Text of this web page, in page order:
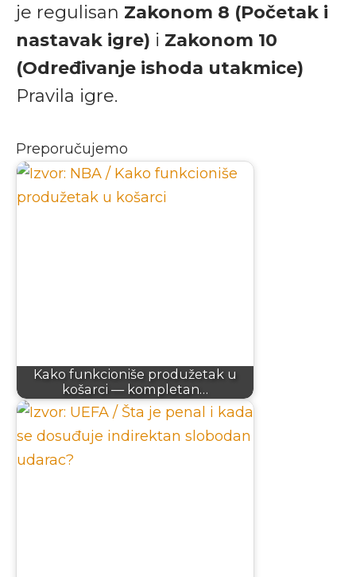
je regulisan Zakonom 8 (Početak i
nastavak igre) i Zakonom 10
(Određivanje ishoda utakmice)
Pravila igre.
Preporučujemo
Kako funkcioniše produžetak u
košarci — kompletan…